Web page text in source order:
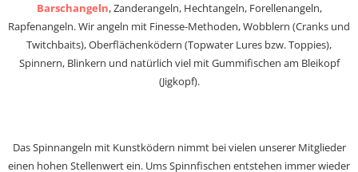
Barschangeln, Zanderangeln, Hechtangeln, Forellenangeln,
Rapfenangeln. Wir angeln mit Finesse-Methoden, Wobblern (Cranks und
Twitchbaits), Oberflächenködern (Topwater Lures bzw. Toppies),
Spinnern, Blinkern und natürlich viel mit Gummifischen am Bleikopf
(Jigkopf).
Das Spinnangeln mit Kunstködern nimmt bei vielen unserer Mitglieder
einen hohen Stellenwert ein. Ums Spinnfischen entstehen immer wieder